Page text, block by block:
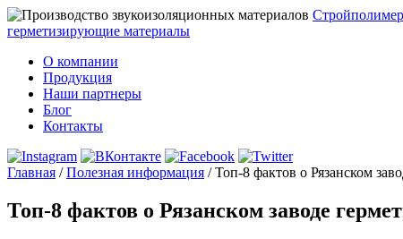
Стройполимер
герметизирующие материалы
О компании
Продукция
Наши партнеры
Блог
Контакты
Главная /Полезная информация /Топ-8 фактов о Рязанском
Топ-8 фактов о Рязанском заводе